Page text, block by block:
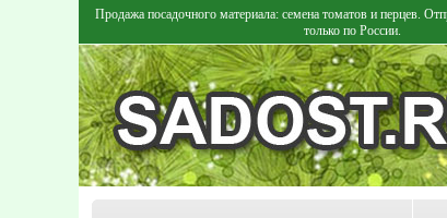
Продажа посадочного материала: семена томатов и перцев.
только по России.